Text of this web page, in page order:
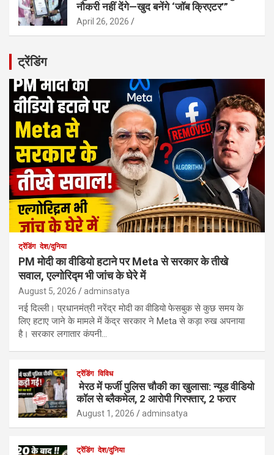
नौकरी नहीं देंगे—खुद बनेंगे ‘जॉब क्रिएटर’”
April 26, 2026
ट्रेंडिंग
ट्रेंडिंग देश/दुनिया
PM मोदी का वीडियो हटाने पर Meta से सरकार के तीखे
सवाल, एल्गोरिद्म भी जांच के घेरे में
August 5, 2026 adminsatya
नई दिल्ली। प्रधानमंत्री नरेंद्र मोदी का वीडियो फेसबुक से कुछ समय के
लिए हटाए जाने के मामले में केंद्र सरकार ने Meta से कड़ा रुख अपनाया
है। सरकार लगातार कंपनी…
ट्रेंडिंग विविध
मेरठ में फर्जी पुलिस चौकी का खुलासा: न्यूड वीडियो
कॉल से ब्लैकमेल, 2 आरोपी गिरफ्तार, 2 फरार
August 1, 2026 adminsatya
ट्रेंडिंग देश/दुनिया